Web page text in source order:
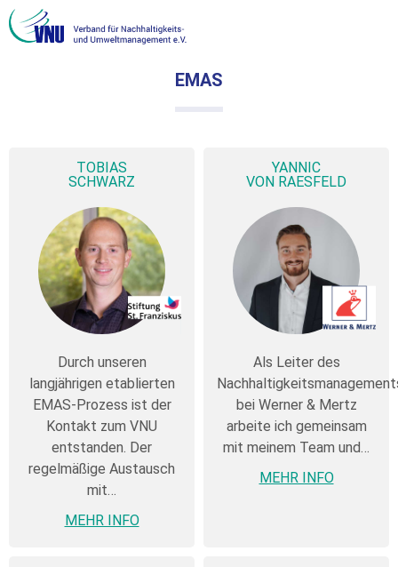
EMAS
TOBIAS
SCHWARZ
Durch unseren
langjährigen etablierten
EMAS-Prozess ist der
Kontakt zum VNU
entstanden. Der
regelmäßige Austausch
mit…
MEHR INFO
YANNIC
VON RAESFELD
Als Leiter des
bei Werner & Mertz
arbeite ich gemeinsam
mit meinem Team und…
MEHR INFO